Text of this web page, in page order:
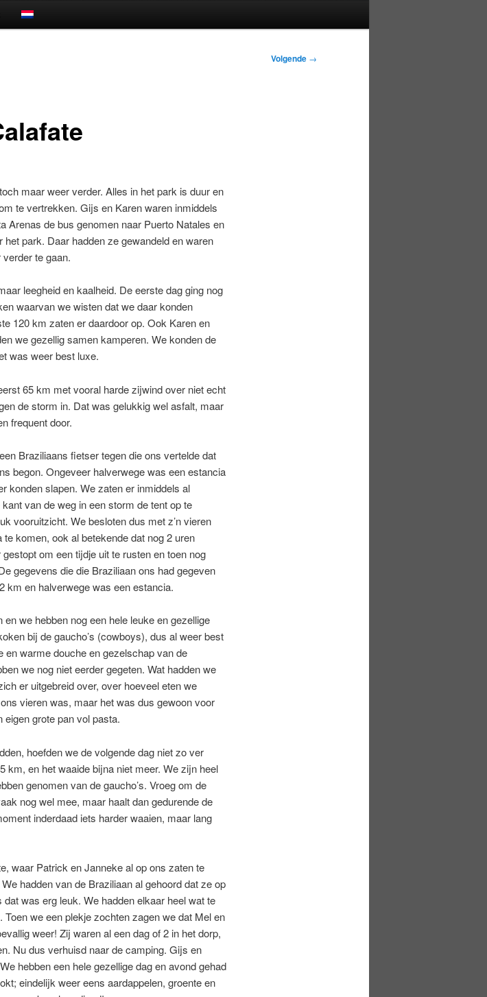
Volgende →
maar weer verder. Alles in het park is duur en
te vertrekken. Gijs en Karen waren inmiddels
Arenas de bus genomen naar Puerto Natales en
park. Daar hadden ze gewandeld en waren
te gaan.
leegheid en kaalheid. De eerste dag ging nog
waarvan we wisten dat we daar konden
120 km zaten er daardoor op. Ook Karen en
we gezellig samen kamperen. We konden de
was weer best luxe.
65 km met vooral harde zijwind over niet echt
de storm in. Dat was gelukkig wel asfalt, maar
frequent door.
Braziliaans fietser tegen die ons vertelde dat
begon. Ongeveer halverwege was een estancia
konden slapen. We zaten er inmiddels al
van de weg in een storm de tent op te
vooruitzicht. We besloten dus met z’n vieren
komen, ook al betekende dat nog 2 uren
om een tijdje uit te rusten en toen nog
gegevens die die Braziliaan ons had gegeven
km en halverwege was een estancia.
we hebben nog een hele leuke en gezellige
bij de gaucho’s (cowboys), dus al weer best
warme douche en gezelschap van de
we nog niet eerder gegeten. Wat hadden we
er uitgebreid over, over hoeveel eten we
vieren was, maar het was dus gewoon voor
grote pan vol pasta.
hoefden we de volgende dag niet zo ver
km, en het waaide bijna niet meer. We zijn heel
genomen van de gaucho’s. Vroeg om de
nog wel mee, maar haalt dan gedurende de
inderdaad iets harder waaien, maar lang
waar Patrick en Janneke al op ons zaten te
hadden van de Braziliaan al gehoord dat ze op
was erg leuk. We hadden elkaar heel wat te
we een plekje zochten zagen we dat Mel en
weer! Zij waren al een dag of 2 in het dorp,
Nu dus verhuisd naar de camping. Gijs en
hebben een hele gezellige dag en avond gehad
eindelijk weer eens aardappelen, groente en